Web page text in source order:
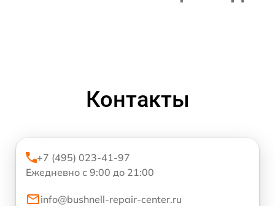
Контакты
+7 (495) 023-41-97
Ежедневно с 9:00 до 21:00
info@bushnell-repair-center.ru